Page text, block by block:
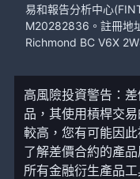
易和報告分析中心
M20282836。註冊地
Richmond BC V6X
高風險投資警告：
品，其使用槓桿交
較高，您有可能因
了解差價合約的產
所有金融衍生產品